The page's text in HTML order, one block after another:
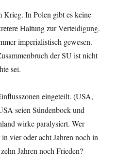
Krieg. In Polen gibt es keine
Haltung zur Verteidigung.
imperialistisch gewesen.
der SU ist nicht
sei.
eingeteilt. (USA,
seien Sündenbock und
wirke paralysiert. Wer
vier oder acht Jahren noch in
Jahren noch Frieden?